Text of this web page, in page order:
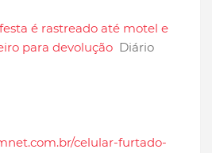
é rastreado até motel e
para devolução Diário
celular-furtado-